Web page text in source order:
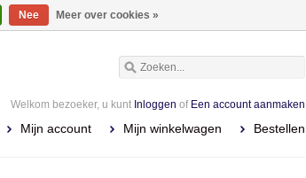
Welkom bezoeker, u kunt Inloggen of Een account aanmaken
Mijn account Mijn winkelwagen Bestellen
Nee Meer over cookies »